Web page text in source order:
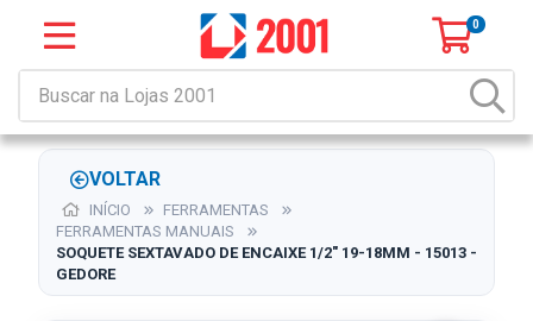
0
VOLTAR
INÍCIO
FERRAMENTAS
FERRAMENTAS MANUAIS
SOQUETE SEXTAVADO DE ENCAIXE 1/2" 19-18MM - 15013 -
GEDORE